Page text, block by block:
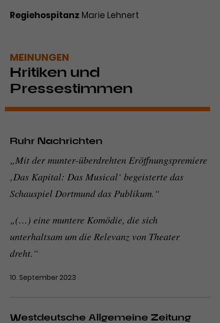
Regiehospitanz Marie Lehnert
MEINUNGEN
Kritiken und
Pressestimmen
Ruhr Nachrichten
„Mit der munter-überdrehten Eröffnungspremiere
‚Das Kapital: Das Musical‘ begeisterte das
Schauspiel Dortmund das Publikum.“
„(…) eine muntere Komödie, die sich
unterhaltsam um die Relevanz von Theater
dreht.“
10. September 2023
Westdeutsche Allgemeine Zeitung